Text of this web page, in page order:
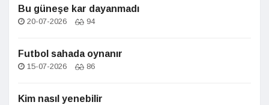
Bu güneşe kar dayanmadı
20-07-2026 94
Futbol sahada oynanır
15-07-2026 86
Kim nasıl yenebilir